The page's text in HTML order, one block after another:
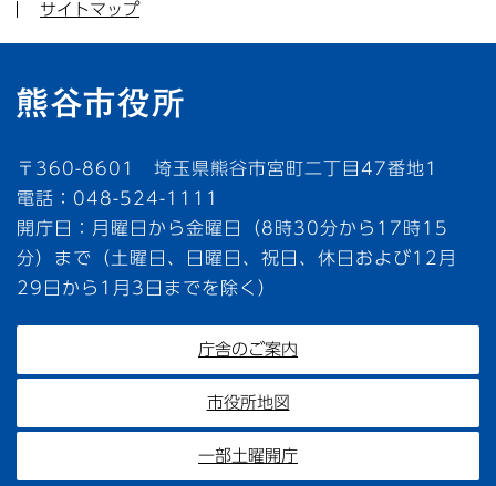
サイトマップ
〒360-8601 埼玉県熊谷市宮町二丁目47番地1
電話：048-524-1111
開庁日：月曜日から金曜日（8時30分から17時15
分）まで（土曜日、日曜日、祝日、休日および12月
29日から1月3日までを除く）
庁舎のご案内
市役所地図
一部土曜開庁